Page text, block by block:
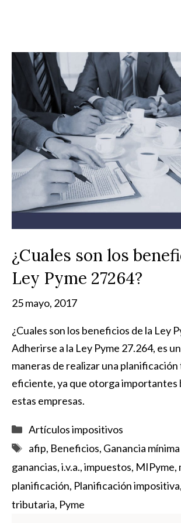
¿Cuales son los
Ley Pyme 27264?
25 mayo, 2017
¿Cuales son los beneficios de la Ley
Adherirse a la Ley Pyme 27.264, es
maneras de realizar una
eficiente, ya que otorga importantes
estas empresas.
Categorías
Artículos impositivos
Etiquetas
afip, Beneficios, Ganancia
ganancias,i.v.a.,impuestos, MIPyme,
planificación, Planificación impositiva,
tributaria, Pyme